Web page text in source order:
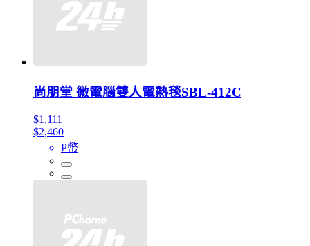
尚朋堂 微電腦雙人電熱毯SBL-412C
$1,111
$2,460
P幣